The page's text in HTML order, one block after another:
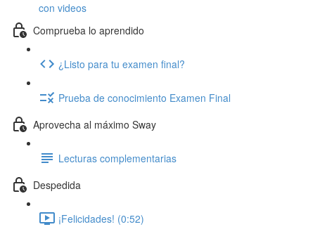
con videos
Comprueba lo aprendido
¿Listo para tu examen final?
Prueba de conocimiento Examen Final
Aprovecha al máximo Sway
Lecturas complementarias
Despedida
¡Felicidades! (0:52)